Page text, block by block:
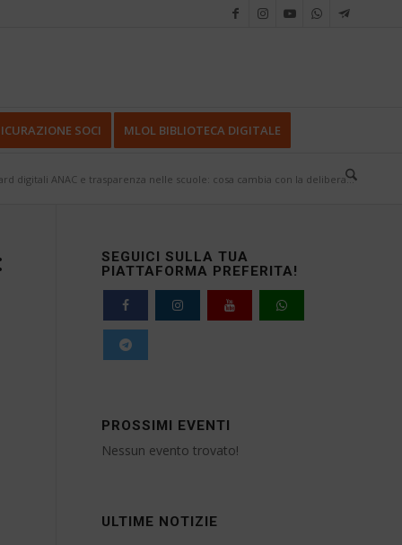
SOCI MLOL BIBLIOTECA DIGITALE
digitali ANAC e trasparenza nelle scuole: cosa cambia con la delibera...
SEGUICI SULLA TUA
PIATTAFORMA PREFERITA!
PROSSIMI EVENTI
Nessun evento trovato!
ULTIME NOTIZIE